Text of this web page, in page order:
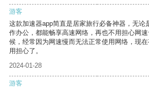
游客
这款加速器app简直是居家旅行必备神器，无论
作办公，都能畅享高速网络，再也不用担心网
候，经常因为网速慢而无法正常使用网络，现
用担心了。
2024-01-28
游客